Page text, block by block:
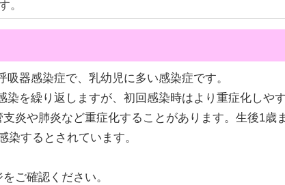
。
器感染症で、乳幼児に多い感染症です。
染を繰り返しますが、初回感染時はより重症化しや
炎や肺炎など重症化することがあります。生後1歳
染するとされています。
ご確認ください。